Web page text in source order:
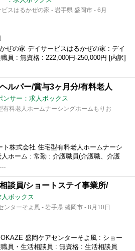
スはるかぜの家 - 岩手県 盛岡市 - 6月
ぜの家 デイサービスはるかぜの家 : デイ
員 : 無資格 : 222,000円-250,000円 [内訳]
ルパー/賞与3ヶ月分/有料老人
ンサー：求人ボックス
料老人ホームナーシングホームもりお
ト株式会社 住宅型有料老人ホームナーシ
ホーム : 常勤 : 介護職員(介護職、介護
談員/ショートステイ事業所/
ボックス
ンターそよ風 - 岩手県 盛岡市 - 8月10日
盛岡ケアセンターそよ風 : ショー
員・生活相談員 : 無資格 : 生活相談員